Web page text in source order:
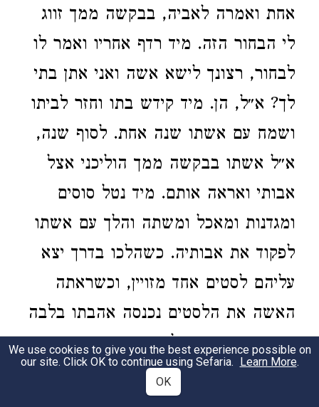
אחת ואמרה לאביה, בבקשה ממך זווג
לי הבחור הזה. מיד רדף אחריו ואמר לו
לבחור, רצונך לישא אשה ואני אתן בתי
לך? א״ל, הן. מיד קידש בתו וחזר לביתו
ושמח עם אשתו שנה אחת. לסוף שנה,
א״ל אשתו בבקשה ממך הוליכני אצל
אבותי ואראה אותם. מיד נטל סוסים
ומגדנות ומאכל ומשתה והלך עם אשתו
לפקוד את אבותיה. כשהלכו בדרך יצא
עליהם לסטים אחד מזויין, וכשראתה
האשה את הלסטים נכנסה אהבתו בלבה
ויתפשו האשה והלסטים את הבחור
ויאסרוהו בעבותים, ושימש הלסטים את
We use cookies to give you the best experience possible on
our site. Click OK to continue using Sefaria. Learn More.
OK